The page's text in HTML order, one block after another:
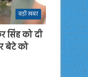
बड़ी खबर
सिंह को दी
बेटे को